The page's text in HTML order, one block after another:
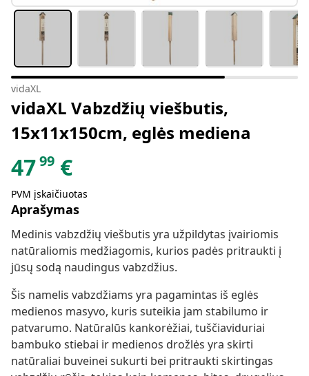
vidaXL
vidaXL Vabzdžių viešbutis,
15x11x150cm, eglės mediena
4799 €
PVM įskaičiuotas
Aprašymas
Medinis vabzdžių viešbutis yra užpildytas įvairiomis
natūraliomis medžiagomis, kurios padės pritraukti į
jūsų sodą naudingus vabzdžius.
Šis namelis vabzdžiams yra pagamintas iš eglės
medienos masyvo, kuris suteikia jam stabilumo ir
patvarumo. Natūralūs kankorėžiai, tuščiaviduriai
bambuko stiebai ir medienos drožlės yra skirti
natūraliai buveinei sukurti bei pritraukti skirtingas